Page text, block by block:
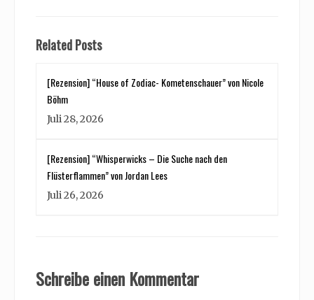
Related Posts
[Rezension] “House of Zodiac- Kometenschauer” von Nicole
Böhm
Juli 28, 2026
[Rezension] “Whisperwicks – Die Suche nach den
Flüsterflammen” von Jordan Lees
Juli 26, 2026
Schreibe einen Kommentar